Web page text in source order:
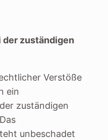
zuständigen
Verstöße
ein
zuständigen
unbeschadet